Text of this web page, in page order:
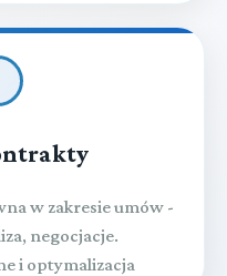
w zakresie umów -
negocjacje.
i optymalizacja